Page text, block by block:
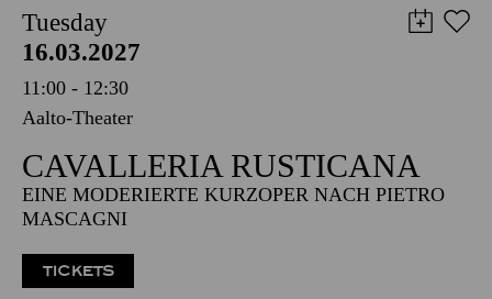
Tuesday
16.03.2027
11:00 - 12:30
Aalto-Theater
CAVALLERIA RUSTICANA
EINE MODERIERTE KURZOPER NACH PIETRO
MASCAGNI
TICKETS